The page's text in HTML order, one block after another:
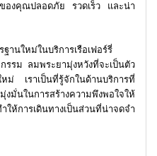
ของคุณปลอดภัย รวดเร็ว และน่า
านใหม่ในบริการเรือเฟอร์รี่
รรม ลมพระยามุ่งหวังที่จะเป็นตัว
หม่ เราเป็นที่รู้จักในด้านบริการที่
มั่นในการสร้างความพึงพอใจให้
ให้การเดินทางเป็นส่วนที่น่าจดจำ